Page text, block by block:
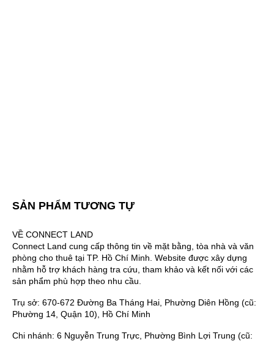
SẢN PHẨM TƯƠNG TỰ
VỀ CONNECT LAND
Connect Land cung cấp thông tin về mặt bằng, tòa nhà và văn
phòng cho thuê tại TP. Hồ Chí Minh. Website được xây dựng
nhằm hỗ trợ khách hàng tra cứu, tham khảo và kết nối với các
sản phẩm phù hợp theo nhu cầu.
Trụ sở: 670-672 Đường Ba Tháng Hai, Phường Diên Hồng (cũ:
Phường 14, Quận 10), Hồ Chí Minh
Chi nhánh: 6 Nguyễn Trung Trực, Phường Bình Lợi Trung (cũ: